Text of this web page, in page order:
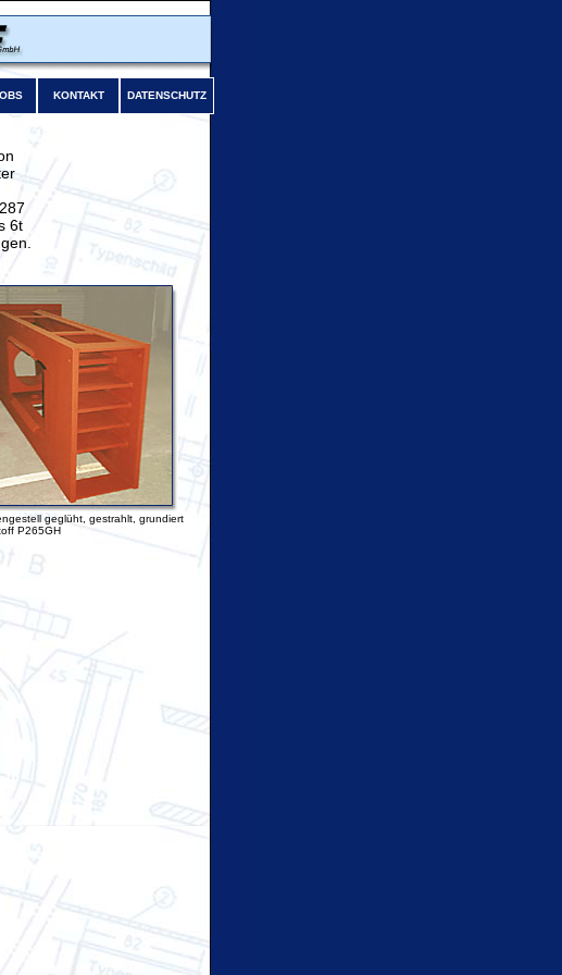
KONTAKT DATENSCHUTZ
6t
geglüht, gestrahlt, grundiert
P265GH